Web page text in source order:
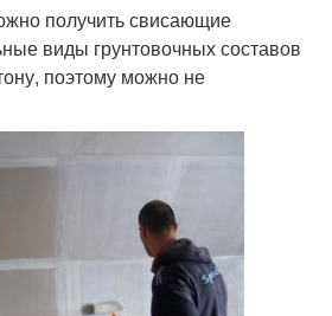
получить свисающие
виды грунтовочных составов
поэтому можно не